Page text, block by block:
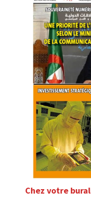
Chez votre